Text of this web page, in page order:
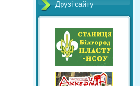
Друзі сайту